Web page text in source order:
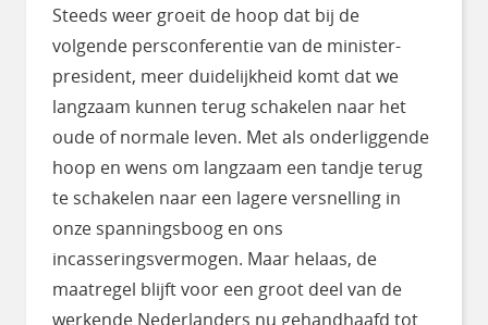
Steeds weer groeit de hoop dat bij de
volgende persconferentie van de minister-
president, meer duidelijkheid komt dat we
langzaam kunnen terug schakelen naar het
oude of normale leven. Met als onderliggende
hoop en wens om langzaam een tandje terug
te schakelen naar een lagere versnelling in
onze spanningsboog en ons
incasseringsvermogen. Maar helaas, de
maatregel blijft voor een groot deel van de
werkende Nederlanders nu gehandhaafd tot